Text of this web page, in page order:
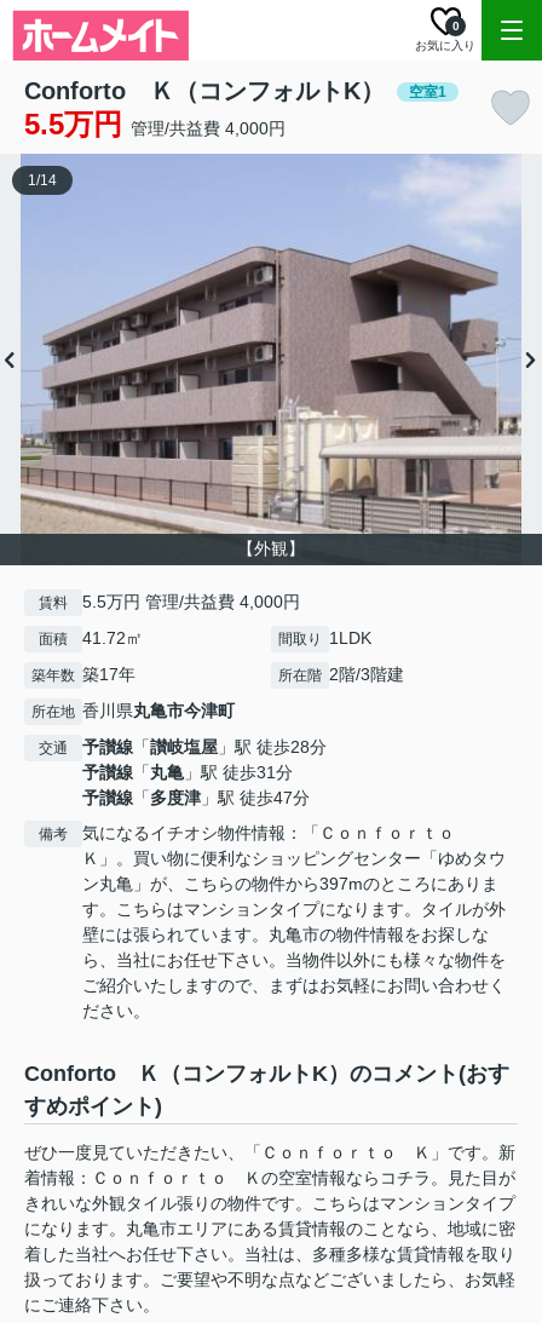
お気に入り
0
Conforto Ｋ（コンフォルトK） 空室1
5.5万円 管理/共益費 4,000円
【外観】
1/14
賃料 5.5万円 管理/共益費 4,000円
面積 41.72㎡ 間取り 1LDK
築年数 築17年 所在階 2階/3階建
所在地 香川県丸亀市今津町
交通 予讃線 「讃岐塩屋 」駅 徒歩28分
予讃線 「丸亀」駅 徒歩31分
予讃線 「多度津 」駅 徒歩47分
備考
気になるイチオシ物件情報：「Ｃｏｎｆｏｒｔｏ
Ｋ」。買い物に便利なショッピングセンター「ゆめタウ
ン丸亀」が、こちらの物件から397mのところにありま
す。こちらはマンションタイプになります。タイルが外
壁には張られています。丸亀市の物件情報をお探しな
ら、当社にお任せ下さい。当物件以外にも様々な物件を
ご紹介いたしますので、まずはお気軽にお問い合わせく
ださい。
Conforto Ｋ（コンフォルトK）のコメント(おす
すめポイント)
ぜひ一度見ていただきたい、「Ｃｏｎｆｏｒｔｏ Ｋ」です。新
着情報：Ｃｏｎｆｏｒｔｏ Ｋの空室情報ならコチラ。見た目が
きれいな外観タイル張りの物件です。こちらはマンションタイプ
になります。丸亀市エリアにある賃貸情報のことなら、地域に密
着した当社へお任せ下さい。当社は、多種多様な賃貸情報を取り
扱っております。ご要望や不明な点などございましたら、お気軽
にご連絡下さい。